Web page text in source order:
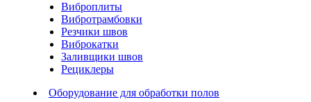
Виброплиты
Вибротрамбовки
Резчики швов
Виброкатки
Заливщики швов
Рециклеры
Оборудование для обработки полов